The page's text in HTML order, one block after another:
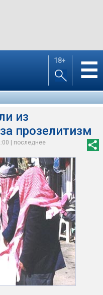
18+ ☰
из
прозелитизм
| последнее